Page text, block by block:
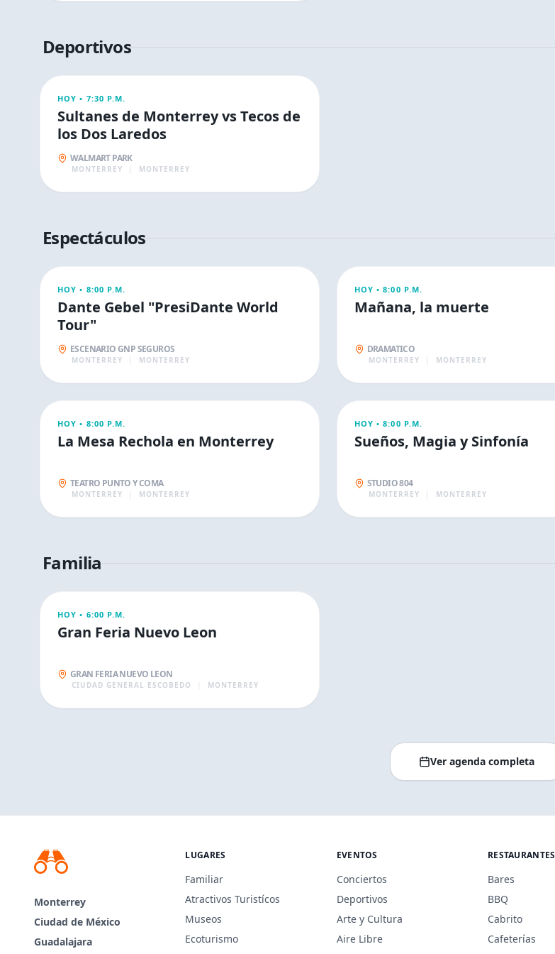
Deportivos
DEPORTIVOS
HOY • 7:30 P.M.
Sultanes de Monterrey vs Tecos de
los Dos Laredos
WALMART PARK
MONTERREY MONTERREY
Espectáculos
ESPECTÁCULOS
HOY • 8:00 P.M.
Dante Gebel "PresiDante World
Tour"
ESCENARIO GNP SEGUROS
MONTERREY MONTERREY
ESPECTÁCULOS
HOY •8:00 P.M.
Mañana, la muerte
DRAMATICO
MONTERREY MONTERREY
ESPECTÁCULOS
HOY • 8:00 P.M.
La Mesa Rechola en Monterrey
TEATRO PUNTO Y COMA
MONTERREY MONTERREY
ESPECTÁCULOS
HOY •8:00 P.M.
Sueños, Magia y Sinfonía
STUDIO 804
MONTERREY MONTERREY
Familia
FAMILIA
HOY • 6:00 P.M.
Gran Feria Nuevo Leon
GRAN FERIA NUEVO LEON
CIUDAD GENERAL ESCOBEDO MONTERREY
Ver agenda completa
Monterrey
Ciudad de México
Guadalajara
LUGARES
Familiar
Atractivos Turistícos
Museos
Ecoturismo
EVENTOS
Conciertos
Deportivos
Arte y Cultura
Aire Libre
RESTAURANTES
Bares
BBQ
Cabrito
Cafeterías